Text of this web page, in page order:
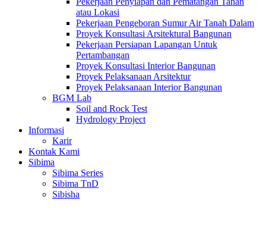
atau Lokasi
Pekerjaan Pengeboran Sumur Air Tanah Dalam
Proyek Konsultasi Arsitektural Bangunan
Pekerjaan Persiapan Lapangan Untuk
Pertambangan
Proyek Konsultasi Interior Bangunan
Proyek Pelaksanaan Arsitektur
Proyek Pelaksanaan Interior Bangunan
BGM Lab
Soil and Rock Test
Hydrology Project
Informasi
Karir
Kontak Kami
Sibima
Sibima Series
Sibima TnD
Sibisha